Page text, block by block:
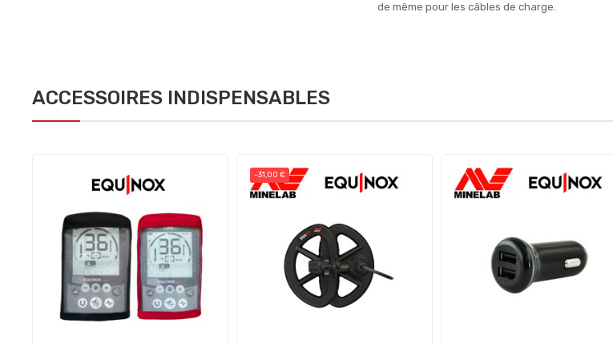
de même pour les câbles de charge.
ACCESSOIRES INDISPENSABLES
-31,00 €